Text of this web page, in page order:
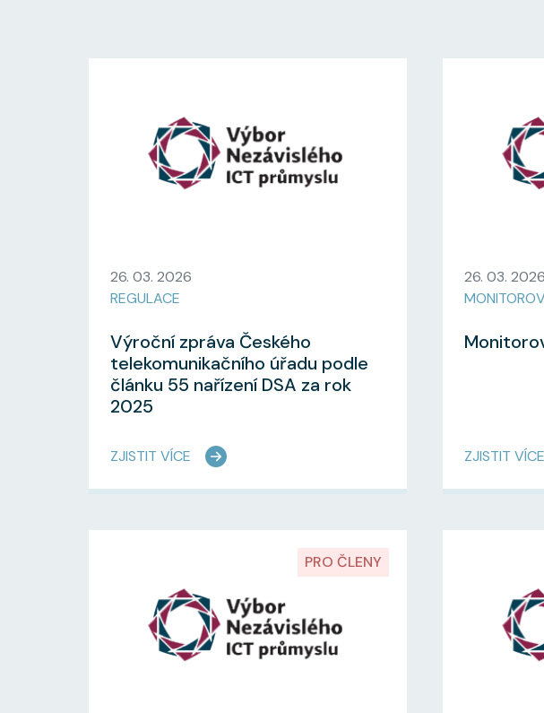
26. 03. 2026
REGULACE
Výroční zpráva Českého
telekomunikačního úřadu podle
článku 55 nařízení DSA za rok
2025
ZJISTIT VÍCE
26. 03. 2026
ZJISTIT VÍCE
PRO ČLENY